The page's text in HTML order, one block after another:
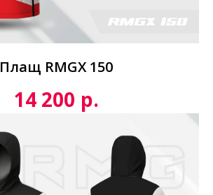
Плащ RMGX 150
14 200 р.